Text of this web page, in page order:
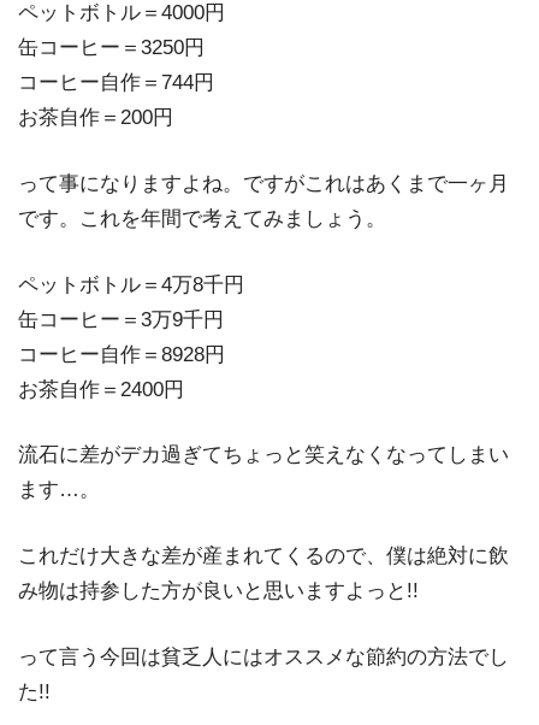
ペットボトル＝4000円
缶コーヒー＝3250円
コーヒー自作＝744円
お茶自作＝200円
って事になりますよね。ですがこれはあくまで一ヶ月
です。これを年間で考えてみましょう。
ペットボトル＝4万8千円
缶コーヒー＝3万9千円
コーヒー自作＝8928円
お茶自作＝2400円
流石に差がデカ過ぎてちょっと笑えなくなってしまい
ます…。
これだけ大きな差が産まれてくるので、僕は絶対に飲
み物は持参した方が良いと思いますよっと!!
って言う今回は貧乏人にはオススメな節約の方法でし
た!!